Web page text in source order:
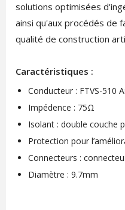
solutions optimisées
ainsi qu'aux procédés de
qualité de construction
Caractéristiques :
Conducteur : FTVS-510
Impédence : 75Ω
Isolant : double couche
Protection pour
Connecteurs :
Diamètre : 9.7mm